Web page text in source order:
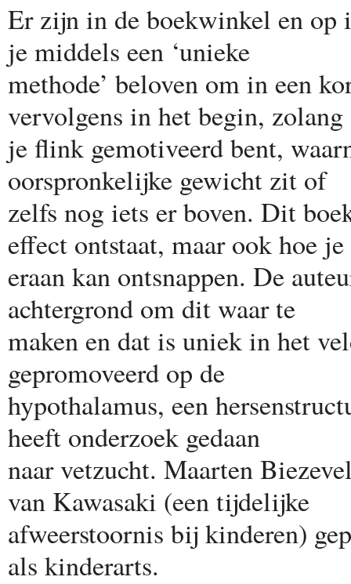
Er zijn in de boekwinkel en op
je middels een ‘unieke
methode’ beloven om in een
vervolgens in het begin, zolang
je flink gemotiveerd bent,
oorspronkelijke gewicht zit of
zelfs nog iets er boven. Dit
effect ontstaat, maar ook hoe je
eraan kan ontsnappen. De
achtergrond om dit waar te
maken en dat is uniek in het
gepromoveerd op de
hypothalamus, een
heeft onderzoek gedaan
naar vetzucht. Maarten
van Kawasaki (een tijdelijke
afweerstoornis bij kinderen)
als kinderarts.